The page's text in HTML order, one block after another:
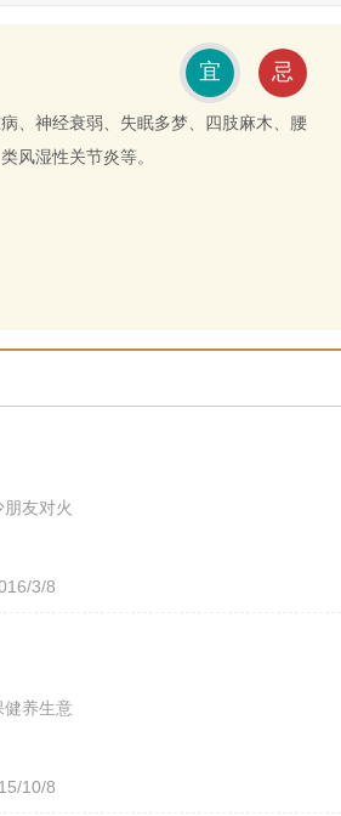
宜 忌
、神经衰弱、失眠多梦、四肢麻木、腰
风湿性关节炎等。
友对火
3/8
健养生意
10/8